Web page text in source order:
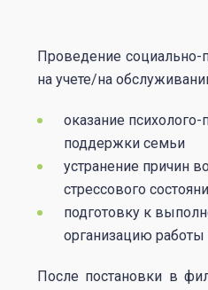
Проведение социально-
на учете/на
оказание
поддержки семьи
устранение причин
стрессового
подготовку к
организацию
После постановки в